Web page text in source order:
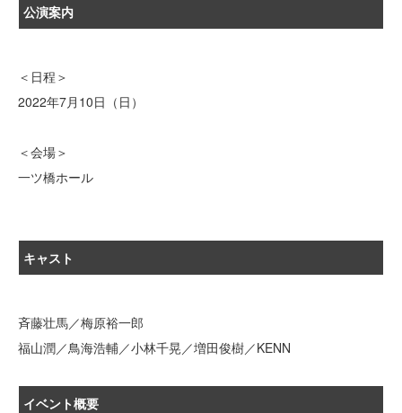
公演案内
＜日程＞
2022年7月10日（日）
＜会場＞
一ツ橋ホール
キャスト
斉藤壮馬／梅原裕一郎
福山潤／鳥海浩輔／小林千晃／増田俊樹／KENN
イベント概要